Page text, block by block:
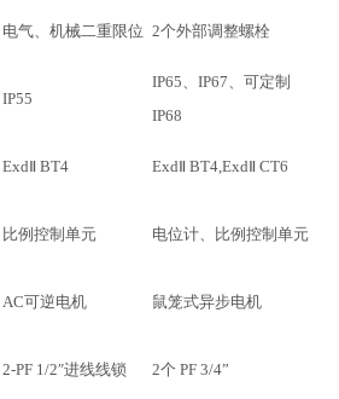
电气、机械二重限位 2个外部调整螺栓
IP55
IP65、IP67、可定制
IP68
ExdⅡ BT4 ExdⅡ BT4,ExdⅡ CT6
比例控制单元 电位计、比例控制单元
AC可逆电机 鼠笼式异步电机
2-PF 1/2″进线线锁 2个 PF 3/4”